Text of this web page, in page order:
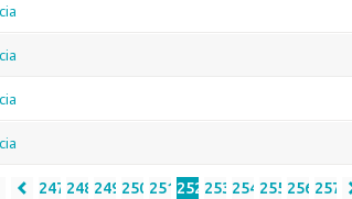
247 248 249 250 251 252 253 254 255 256 257